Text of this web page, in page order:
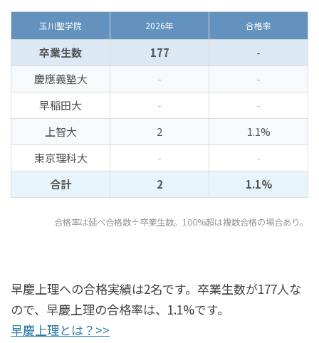
玉川聖学院 2026年 合格率
卒業生数 177
-
慶應義塾大
-
-
早稲田大
-
-
上智大
2
1.1%
東京理科大
-
-
合計
2 1.1%
合格率は延べ合格数÷卒業生数。100%超は複数合格の場合あり。
早慶上理への合格実績は2名です。卒業生数が177人な
ので、早慶上理の合格率は、1.1%です。
早慶上理とは？>>